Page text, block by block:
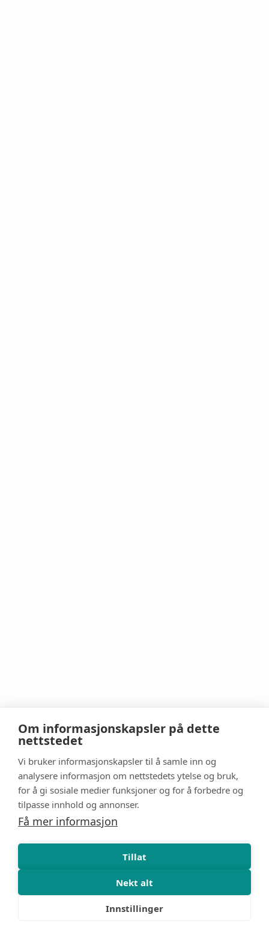
Om informasjonskapsler på dette
nettstedet
Vi bruker informasjonskapsler til å samle inn og
analysere informasjon om nettstedets ytelse og bruk,
for å gi sosiale medier funksjoner og for å forbedre og
tilpasse innhold og annonser.
Få mer informasjon
Tillat
Nekt alt
Innstillinger